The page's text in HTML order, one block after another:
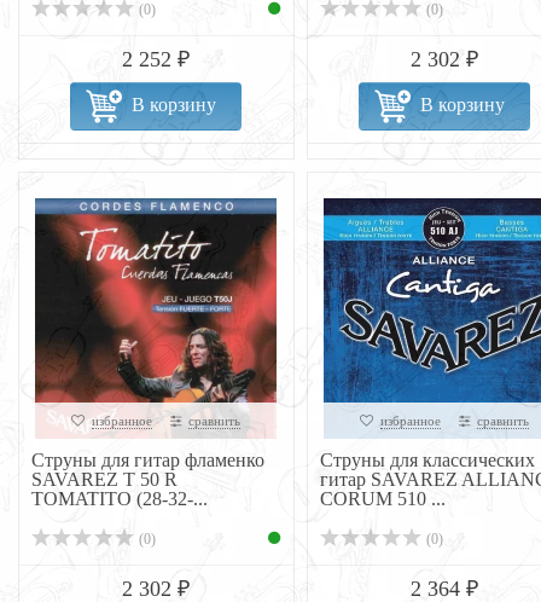
(0)
2 252 ₽
В корзину
(0)
2 302 ₽
В корзину
избранное сравнить
Струны для гитар фламенко
SAVAREZ T 50 R
TOMATITO (28-32-...
(0)
2 302 ₽
избранное сравнить
Струны для классических
гитар SAVAREZ
CORUM 510 ...
(0)
2 364 ₽